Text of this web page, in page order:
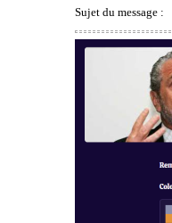
Sujet du message :